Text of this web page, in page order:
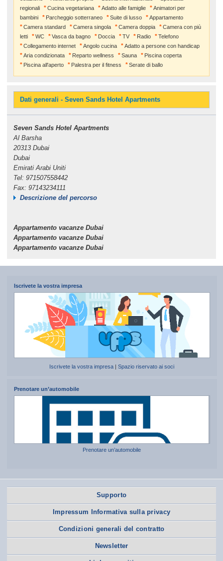
regionali
Cucina vegetariana Adatto alle famiglie
Animatori per
bambini
Parcheggio sotterraneo Suite di lusso
Appartamento
Camera standard
Camera singola Camera doppia
Camera con più
letti
WC Vasca da bagno Doccia TV Radio
Telefono
Collegamento internet
Angolo cucina
Adatto a persone con handicap
Aria condizionata
Reparto wellness Sauna
Piscina coperta
Piscina all'aperto
Palestra per il fitness Serate di ballo
Dati generali - Seven Sands Hotel Apartments
Seven Sands Hotel Apartments
Al Barsha
20313 Dubai
Dubai
Emirati Arabi Uniti
Tel: 971507558442
Fax: 97143234111
Descrizione del percorso
Appartamento vacanze Dubai
Appartamento vacanze Dubai
Appartamento vacanze Dubai
Iscrivete la vostra impresa
Iscrivete la vostra impresa |Spazio riservato ai soci
Prenotare un’automobile
Prenotare un’automobile
Supporto
Impressum Informativa sulla privacy
Condizioni generali del contratto
Newsletter